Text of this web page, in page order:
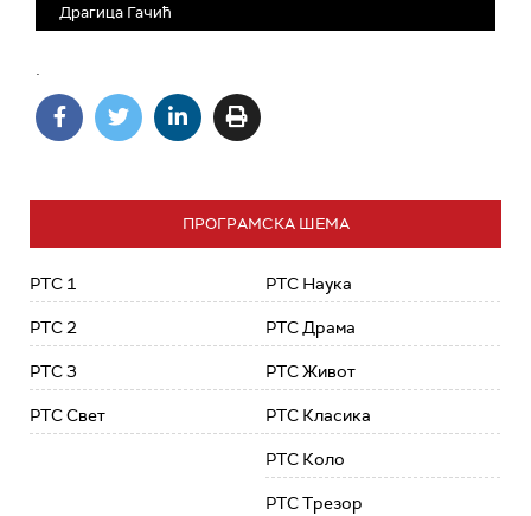
Драгица Гачић
.
ПРОГРАМСКА ШЕМА
РТС 1
РТС 2
РТС 3
РТС Свет
РТС Наука
РТС Драма
РТС Живот
РТС Класика
РТС Коло
РТС Трезор